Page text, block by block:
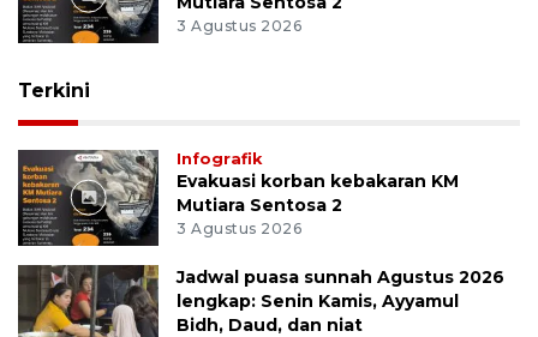
3 Agustus 2026
Terkini
Infografik
Evakuasi korban kebakaran KM
Mutiara Sentosa 2
3 Agustus 2026
Jadwal puasa sunnah Agustus 2026
lengkap: Senin Kamis, Ayyamul
Bidh, Daud, dan niat